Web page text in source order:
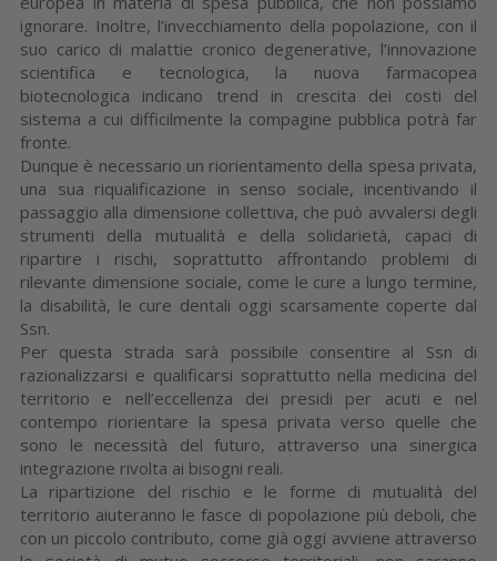
ignorare. Inoltre, l’invecchiamento della popolazione, con il
suo carico di malattie cronico degenerative, l’innovazione
scientifica e tecnologica, la nuova farmacopea
biotecnologica indicano trend in crescita dei costi del
sistema a cui difficilmente la compagine pubblica potrà far
fronte.
Dunque è necessario un riorientamento della spesa privata,
una sua riqualificazione in senso sociale, incentivando il
passaggio alla dimensione collettiva, che può avvalersi degli
strumenti della mutualità e della solidarietà, capaci di
ripartire i rischi, soprattutto affrontando problemi di
rilevante dimensione sociale, come le cure a lungo termine,
la disabilità, le cure dentali oggi scarsamente coperte dal
Ssn.
Per questa strada sarà possibile consentire al Ssn di
razionalizzarsi e qualificarsi soprattutto nella medicina del
territorio e nell’eccellenza dei presidi per acuti e nel
contempo riorientare la spesa privata verso quelle che
sono le necessità del futuro, attraverso una sinergica
integrazione rivolta ai bisogni reali.
La ripartizione del rischio e le forme di mutualità del
territorio aiuteranno le fasce di popolazione più deboli, che
con un piccolo contributo, come già oggi avviene attraverso